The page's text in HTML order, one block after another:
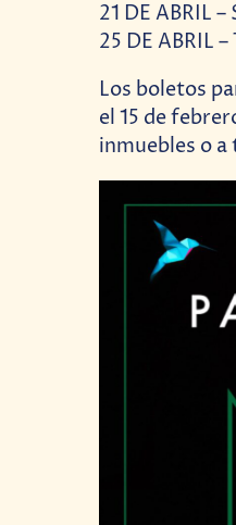
21 DE ABRIL
25 DE ABRIL
Los boletos
el 15 de
inmuebles o